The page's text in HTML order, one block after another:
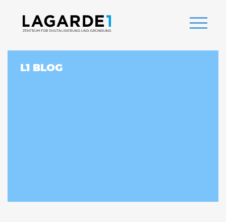
L1 BLOG